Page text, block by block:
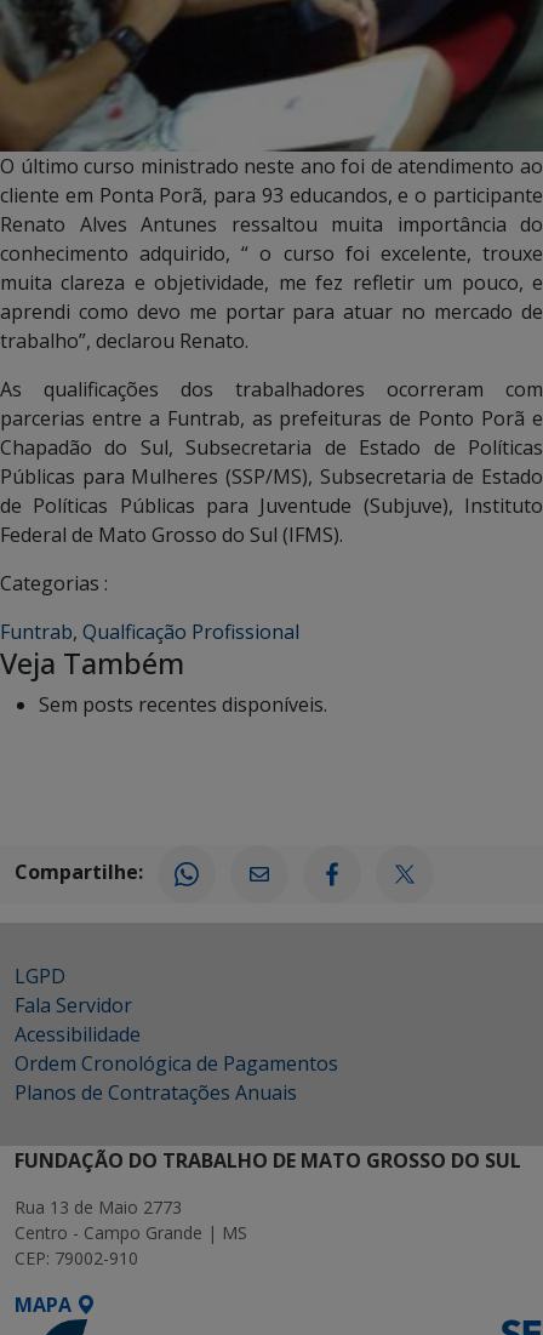
O último curso ministrado neste ano foi de atendimento ao
cliente em Ponta Porã, para 93 educandos, e o participante
Renato Alves Antunes ressaltou muita importância do
conhecimento adquirido, “ o curso foi excelente, trouxe
muita clareza e objetividade, me fez refletir um pouco, e
aprendi como devo me portar para atuar no mercado de
trabalho”, declarou Renato.
As qualificações dos trabalhadores ocorreram com
parcerias entre a Funtrab, as prefeituras de Ponto Porã e
Chapadão do Sul, Subsecretaria de Estado de Políticas
Públicas para Mulheres (SSP/MS), Subsecretaria de Estado
de Políticas Públicas para Juventude (Subjuve), Instituto
Federal de Mato Grosso do Sul (IFMS).
Categorias :
Funtrab, Qualficação Profissional
Veja Também
Sem posts recentes disponíveis.
Compartilhe:
LGPD
Fala Servidor
Acessibilidade
Ordem Cronológica de Pagamentos
Planos de Contratações Anuais
FUNDAÇÃO DO TRABALHO DE MATO GROSSO DO SUL
Rua 13 de Maio 2773
Centro - Campo Grande | MS
CEP: 79002-910
MAPA